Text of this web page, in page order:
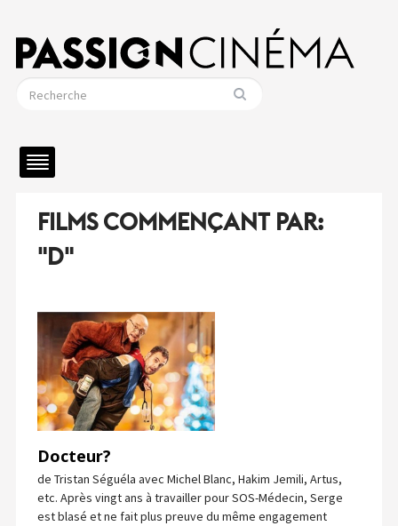
FILMS COMMENÇANT PAR:
"D"
Docteur?
de Tristan Séguéla avec Michel Blanc, Hakim Jemili, Artus,
etc. Après vingt ans à travailler pour SOS-Médecin, Serge
est blasé et ne fait plus preuve du même engagement